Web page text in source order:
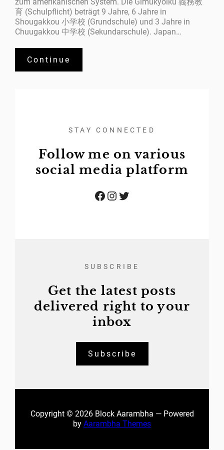
育 (Schulpflicht) beträgt 9 Jahre, 6 Jahre in
Shougakkou 小学校 (Grundschule) und 3 Jahre in
Chuugakkou 中学校 (Sekundarschule). Japan…
Continue
STAY CONNECTED
Follow me on various
social media platform
Facebook Instagram Twitter
SUBSCRIBE
Get the latest posts
delivered right to your
inbox
Subscribe
Copyright © 2026 Block Aarambha — Powered
by Aarambha Themes